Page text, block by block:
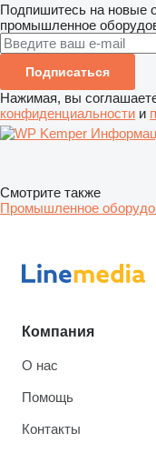
Подпишитесь на новые
промышленное
Подписаться
Нажимая, вы
конфиденциальности и
Смотрите также
Промышленное
Компания
О нас
Помощь
Контакты